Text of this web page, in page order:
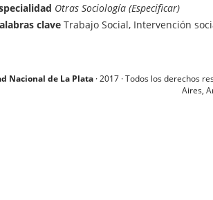
Otras Sociología (Especificar)
clave Trabajo Social, Intervención
Nacional de La Plata · 2017 · Todos los derechos
Aires,